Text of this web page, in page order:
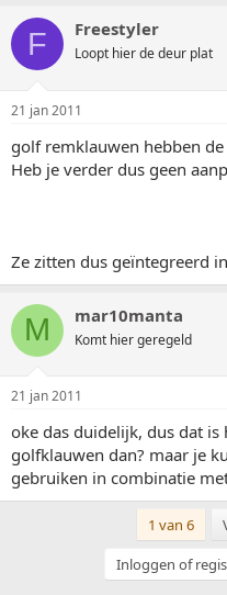
F Freestyler
Loopt hier de deur plat
21 jan 2011
golf remklauwen hebben
Heb je verder dus geen
Ze zitten dus geïntegreerd
M mar10manta
Komt hier geregeld
21 jan 2011
oke das duidelijk, dus dat
golfklauwen dan? maar je
gebruiken in combinatie
1 van 6
Inloggen of